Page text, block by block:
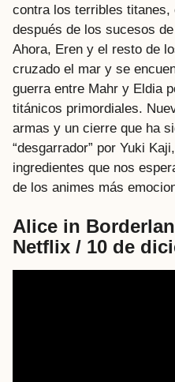
contra los terribles titanes,
después de los sucesos
Ahora, Eren y el resto de
cruzado el mar y se
guerra entre Mahr y Eldia
titánicos primordiales.
armas y un cierre que ha
“desgarrador” por Yuki
ingredientes que nos
de los animes más
Alice in
Netflix / 10 de